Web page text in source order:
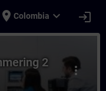
place Colombia expand_more login
more_vert
2